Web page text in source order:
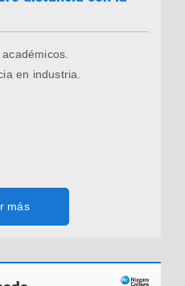
en industria.
más